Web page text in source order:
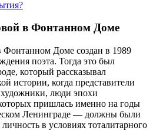
в Фонтанном Доме
Доме создан в 1989
поэта. Тогда это был
который рассказывал
истории, когда представители
люди эпохи
пришлась именно на годы
Ленинграде — должны были
в условиях тоталитарного